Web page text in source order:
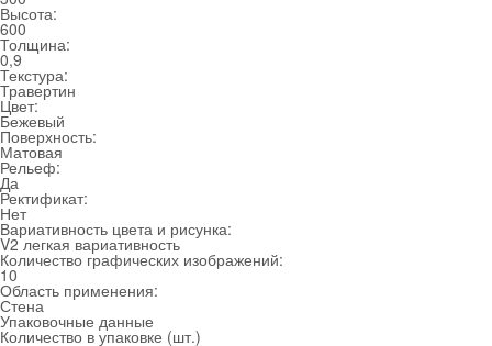
Высота:
600
Толщина:
0,9
Текстура:
Травертин
Цвет:
Бежевый
Поверхность:
Матовая
Рельеф:
Да
Ректификат:
Нет
Вариативность цвета и рисунка:
V2 легкая вариативность
Количество графических изображений:
10
Область применения:
Стена
Упаковочные данные
Количество в упаковке (шт.)